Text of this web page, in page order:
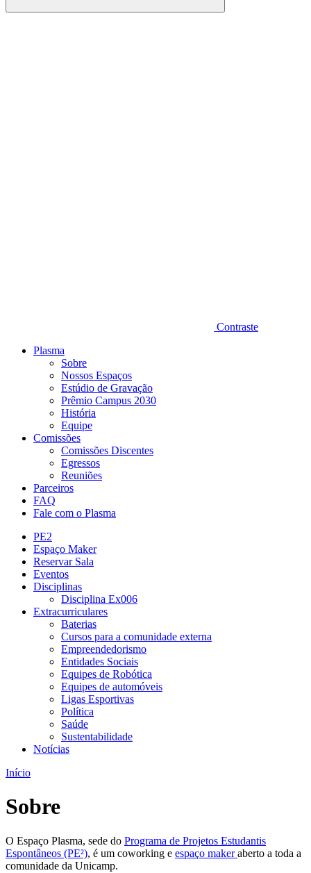
Buscar
Contraste
Plasma
Sobre
Nossos Espaços
Estúdio de Gravação
Prêmio Campus 2030
História
Equipe
Comissões
Comissões Discentes
Egressos
Reuniões
Parceiros
FAQ
Fale com o Plasma
PE2
Espaço Maker
Reservar Sala
Eventos
Disciplinas
Disciplina Ex006
Extracurriculares
Baterias
Cursos para a comunidade externa
Empreendedorismo
Entidades Sociais
Equipes de Robótica
Equipes de automóveis
Ligas Esportivas
Política
Saúde
Sustentabilidade
Notícias
Início
Sobre
O Espaço Plasma, sede do Programa de Projetos Estudantis
Espontâneos (PE²), é um coworking e espaço makeraberto a toda a
comunidade da Unicamp.